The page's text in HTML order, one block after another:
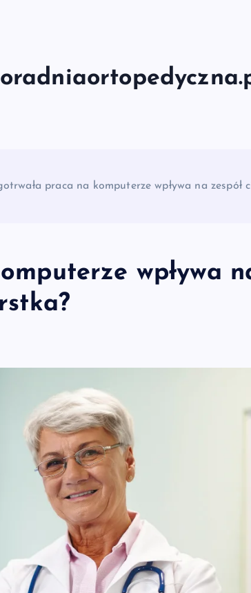
praca na komputerze wpływa na zespół
wpływa